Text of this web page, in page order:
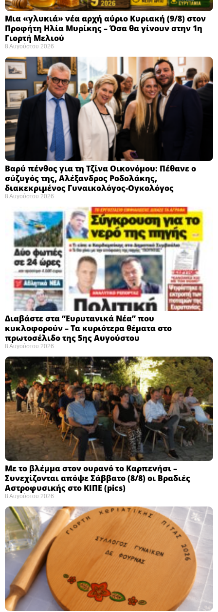
Μια «γλυκιά» νέα αρχή αύριο Κυριακή (9/8) στον
Προφήτη Ηλία Μυρίκης – Όσα θα γίνουν στην 1η
Γιορτή Μελιού
8 Αυγούστου 2026
Βαρύ πένθος για τη Τζίνα Οικονόμου: Πέθανε ο
σύζυγός της, Αλέξανδρος Ροδολάκης,
διακεκριμένος Γυναικολόγος-Ογκολόγος
8 Αυγούστου 2026
Διαβάστε στα “Ευρυτανικά Νέα” που
κυκλοφορούν – Τα κυριότερα θέματα στο
πρωτοσέλιδο της 5ης Αυγούστου
8 Αυγούστου 2026
Με το βλέμμα στον ουρανό το Καρπενήσι –
Συνεχίζονται απόψε Σάββατο (8/8) οι Βραδιές
Αστροφυσικής στο ΚΙΠΕ (pics)
8 Αυγούστου 2026